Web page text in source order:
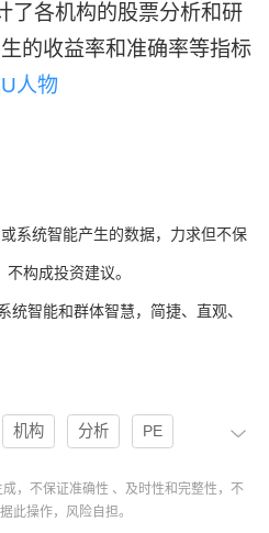
了各机构的股票分析和研
的收益率和准确率等指标
U人物
系统智能产生的数据，力求但不保
构成投资建议。
统智能和群体智慧，简捷、直观、
机构 分析 PE
入评级 成长点
，不保证准确性 、及时性和完整性，不
此操作，风险自担。